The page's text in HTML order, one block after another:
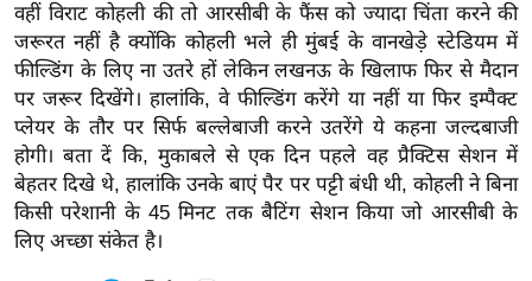
बे
मि
सा
ल
श
ख्सि
य
वहीं विराट कोहली की तो आरसीबी के फैंस को ज्यादा चिंता करने की
जरूरत नहीं है क्योंकि कोहली भले ही मुंबई के वानखेड़े स्टेडियम में
फील्डिंग के लिए ना उतरे हों लेकिन लखनऊ के खिलाफ फिर से मैदान
पर जरूर दिखेंगे। हालांकि, वे फील्डिंग करेंगे या नहीं या फिर इम्पैक्ट
प्लेयर के तौर पर सिर्फ बल्लेबाजी करने उतरेंगे ये कहना जल्दबाजी
होगी। बता दें कि, मुकाबले से एक दिन पहले वह प्रैक्टिस सेशन में
बेहतर दिखे थे, हालांकि उनके बाएं पैर पर पट्टी बंधी थी, कोहली ने बिना
किसी परेशानी के 45 मिनट तक बैटिंग सेशन किया जो आरसीबी के
लिए अच्छा संकेत है।